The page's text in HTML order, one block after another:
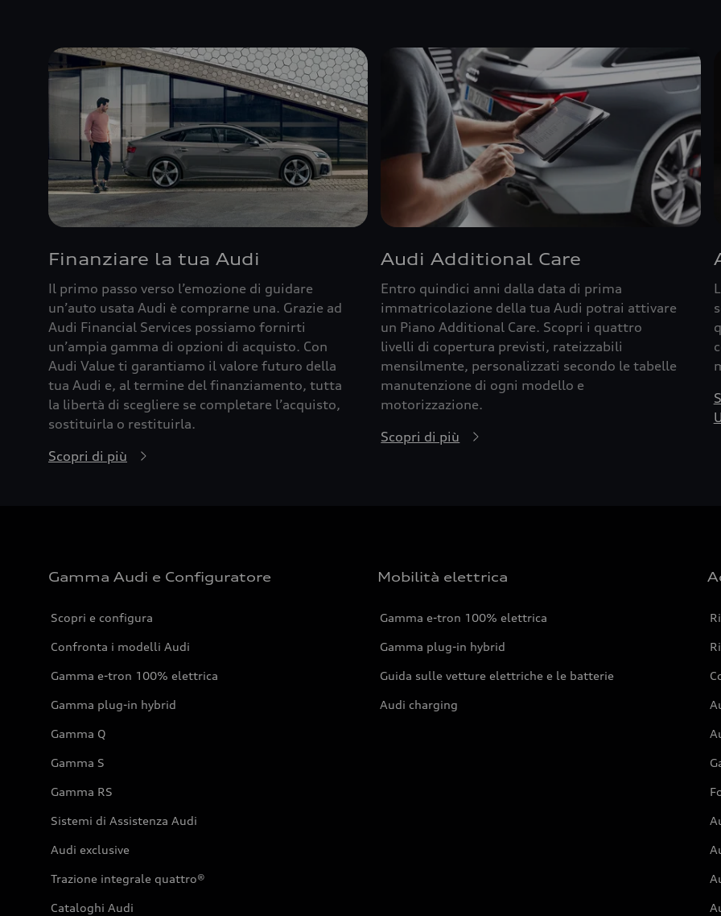
Finanziare la tua Audi
Il primo passo verso l’emozione di guidare
un’auto usata Audi è comprarne una. Grazie ad
Audi Financial Services possiamo fornirti
un’ampia gamma di opzioni di acquisto. Con
Audi Value ti garantiamo il valore futuro della
tua Audi e, al termine del finanziamento, tutta
la libertà di scegliere se completare l’acquisto,
sostituirla o restituirla.
Scopri di più
Audi Additional Care
Entro quindici anni dalla data di prima
immatricolazione della tua Audi potrai attivare
un Piano Additional Care. Scopri i quattro
livelli di copertura previsti, rateizzabili
mensilmente, personalizzati secondo le tabelle
manutenzione di ogni modello e
motorizzazione.
Scopri di più
Gamma Audi e Configuratore
Scopri e configura
Confronta i modelli Audi
Gamma e-tron 100% elettrica
Gamma plug-in hybrid
Gamma Q
Gamma S
Gamma RS
Sistemi di Assistenza Audi
Audi exclusive
Trazione integrale quattro®
Cataloghi Audi
Mobilità elettrica
Gamma e-tron 100% elettrica
Gamma plug-in hybrid
Guida sulle vetture elettriche e le batterie
Audi charging